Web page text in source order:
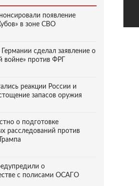
появление
в зоне СВО
сделал заявление о
войне» против ФРГ
реакции России и
запасов оружия
о подготовке
расследований против
о
с полисами ОСАГО